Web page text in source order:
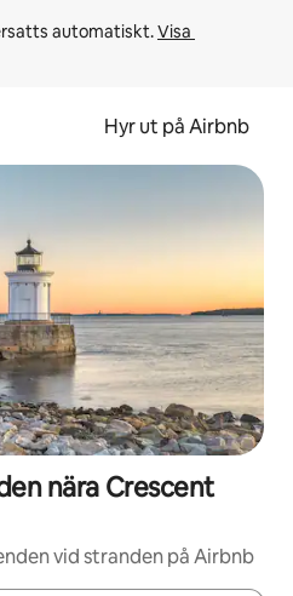
automatiskt. Visa
Hyr ut på Airbnb
nära Crescent
vid stranden på Airbnb